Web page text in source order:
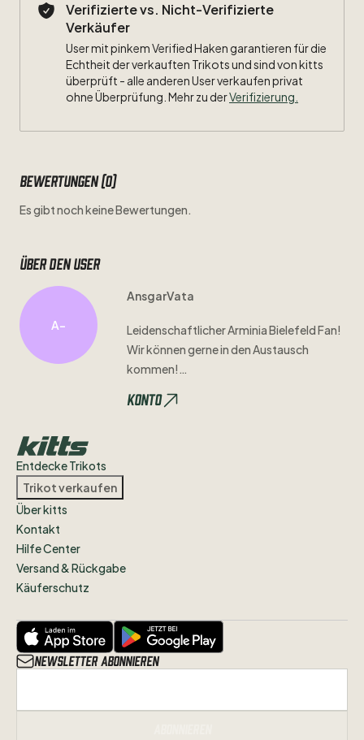
Verifizierte vs. Nicht-Verifizierte
Verkäufer
User mit pinkem Verified Haken garantieren für die
Echtheit der verkauften Trikots und sind von kitts
überprüft - alle anderen User verkaufen privat
ohne Überprüfung. Mehr zu derVerifizierung.
Bewertungen (0)
Es gibt noch keine Bewertungen.
Über den user
A-
AnsgarVata
LeidenschaftlicherArminiaBielefeldFan!
WirkönnengerneindenAustausch
kommen!
nichtauf meinem
Konto
Entdecke Trikots
Trikot verkaufen
Über kitts
Kontakt
Hilfe Center
Versand & Rückgabe
Käuferschutz
Newsletter abonnieren